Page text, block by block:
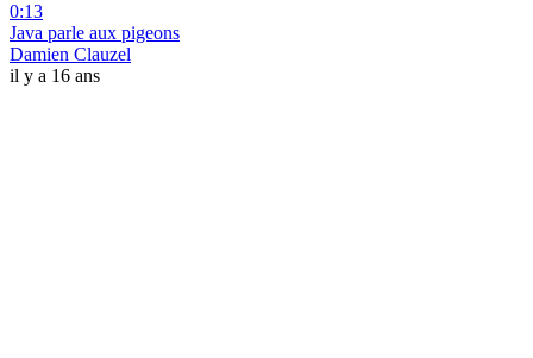
0:13
Java parle aux pigeons
Damien Clauzel
il y a 16 ans